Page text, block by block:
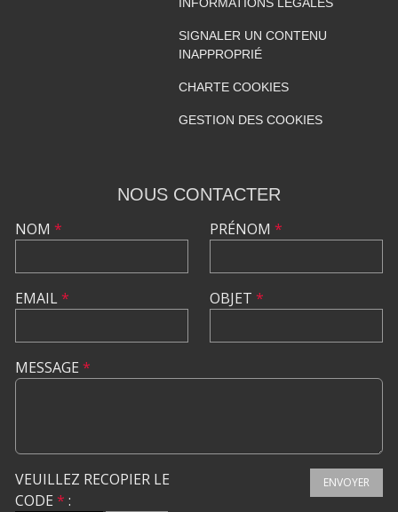
INFORMATIONS LÉGALES
SIGNALER UN CONTENU
INAPPROPRIÉ
CHARTE COOKIES
GESTION DES COOKIES
NOUS CONTACTER
NOM *
EMAIL*
PRÉNOM *
OBJET *
MESSAGE *
VEUILLEZ RECOPIER LE
CODE * :
ENVOYER